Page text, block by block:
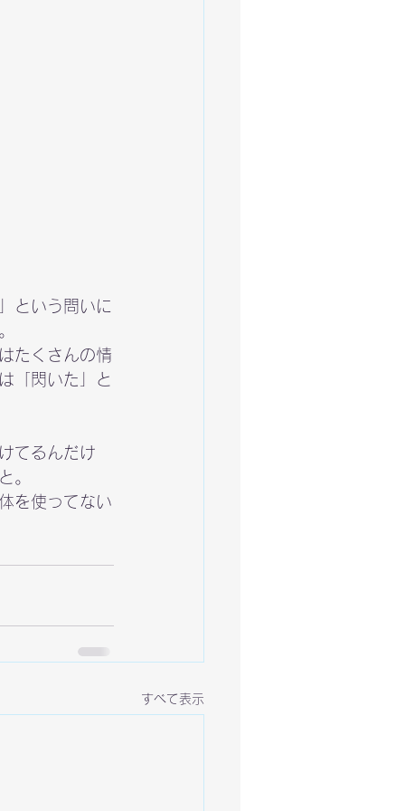
という問いに
たくさんの情
「閃いた」と
てるんだけ
。
を使ってない
すべて表示